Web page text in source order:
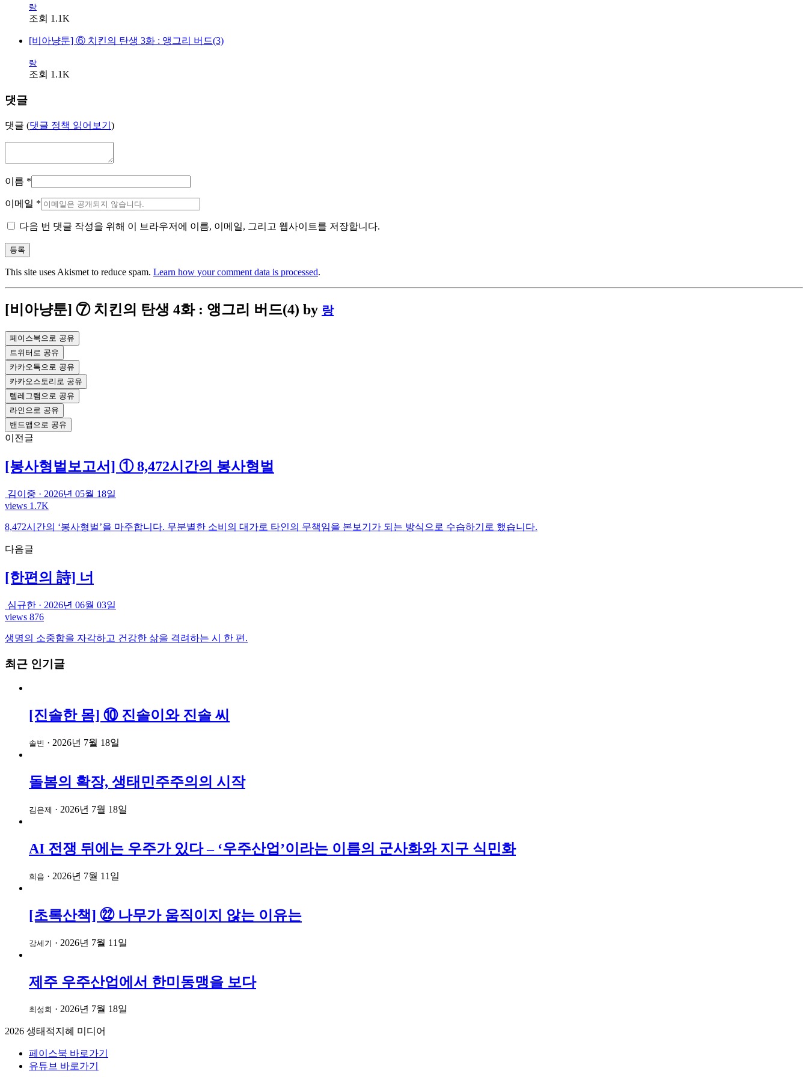
랑
조회 1.1K
[비아냥툰] ⑥ 치킨의 탄생 3화 : 앵그리 버드(3)
랑
조회 1.1K
댓글
댓글 (댓글 정책 읽어보기 )
이름 *
이메일 *
다음 번 댓글 작성을 위해 이 브라우저에 이름, 이메일, 그리고 웹사이트를 저장합니다.
This site uses Akismet to reduce spam. Learn how your comment data is processed.
[비아냥툰] ⑦ 치킨의 탄생 4화 : 앵그리 버드(4) by 랑
페이스북으로 공유
트위터로 공유
카카오톡으로 공유
카카오스토리로 공유
텔레그램으로 공유
라인으로 공유
밴드앱으로 공유
이전글
[봉사형벌보고서] ① 8,472시간의 봉사형벌
김이중 · 2026년 05월 18일
views 1.7K
8,472시간의 ‘봉사형벌’을 마주합니다. 무분별한 소비의 대가로 타인의 무책임을 본보기가 되는 방식으로 수습하기로 했습니다.
다음글
[한편의 詩] 너
심규한 · 2026년 06월 03일
views 876
생명의 소중함을 자각하고 건강한 삶을 격려하는 시 한 편.
최근 인기글
[진솔한 몸] ⑩ 진솔이와 진솔 씨
솔빈 · 2026년 7월 18일
돌봄의 확장, 생태민주주의의 시작
김은제 · 2026년 7월 18일
AI 전쟁 뒤에는 우주가 있다 – ‘우주산업’이라는 이름의 군사화와 지구 식민화
희음 · 2026년 7월 11일
[초록산책] ㉒ 나무가 움직이지 않는 이유는
강세기 · 2026년 7월 11일
제주 우주산업에서 한미동맹을 보다
최성희 · 2026년 7월 18일
2026 생태적지혜 미디어
페이스북 바로가기
유튜브 바로가기